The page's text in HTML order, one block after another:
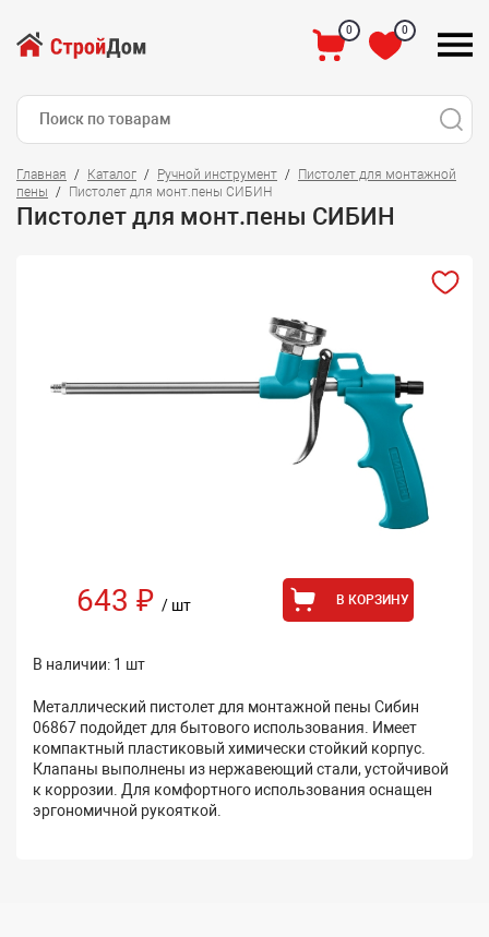
0 0
Главная Каталог Ручной инструмент
Пистолет для монтажной
пены
Пистолет для монт.пены СИБИН
Пистолет для монт.пены СИБИН
643 ₽ / шт В КОРЗИНУ
В наличии: 1 шт
Металлический пистолет для монтажной пены Сибин
06867 подойдет для бытового использования. Имеет
компактный пластиковый химически стойкий корпус.
Клапаны выполнены из нержавеющий стали, устойчивой
к коррозии. Для комфортного использования оснащен
эргономичной рукояткой.